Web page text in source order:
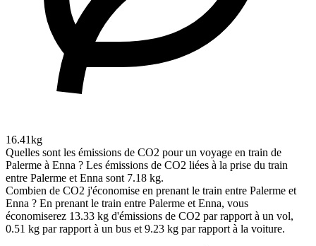
16.41kg
Quelles sont les émissions de CO2 pour un voyage en train de
Palerme à Enna ? Les émissions de CO2 liées à la prise du train
entre Palerme et Enna sont 7.18 kg.
Combien de CO2 j'économise en prenant le train entre Palerme et
Enna ? En prenant le train entre Palerme et Enna, vous
économiserez 13.33 kg d'émissions de CO2 par rapport à un vol,
0.51 kg par rapport à un bus et 9.23 kg par rapport à la voiture.